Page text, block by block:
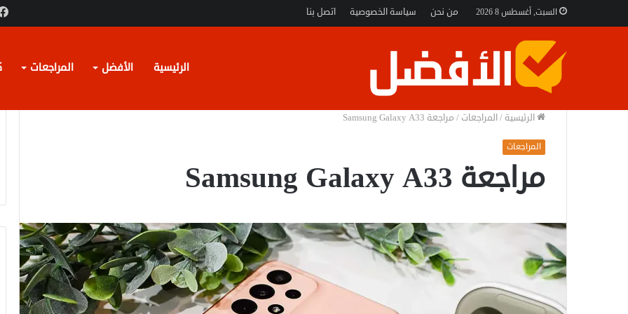
السبت, أغسطس 8 2026 من نحن سياسة الخصوصية اتصل بنا
الرئيسية الأفضل المراجعات
الرئيسية /المراجعات / مراجعة Samsung Galaxy A33
المراجعات
مراجعة Samsung Galaxy A33